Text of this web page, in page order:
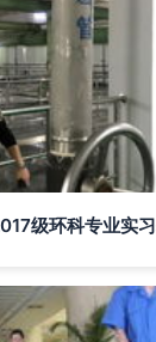
级环科专业实